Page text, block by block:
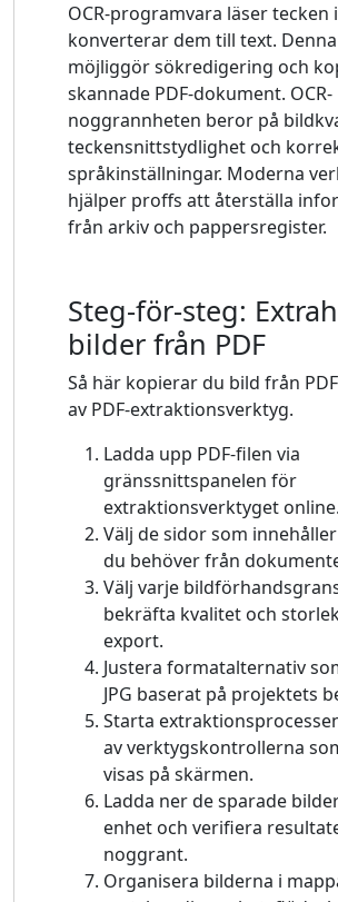
OCR-programvara läser tecken
konverterar dem till text.
möjliggör sökredigering och
skannade PDF-dokument. OCR-
noggrannheten beror på
teckensnittstydlighet och
språkinställningar. Moderna
hjälper proffs att återställa
från arkiv och pappersregister.
Steg-för-steg:
bilder från PDF
Så här kopierar du bild från
av PDF-extraktionsverktyg.
Ladda upp PDF-filen via
gränssnittspanelen för
extraktionsverktyget online.
Välj de sidor som
du behöver från
Välj varje
bekräfta kvalitet och
export.
Justera formatalternativ
JPG baserat på projektets
Starta
av verktygskontrollerna
visas på skärmen.
Ladda ner de sparade
enhet och verifiera
noggrant.
Organisera bilderna i